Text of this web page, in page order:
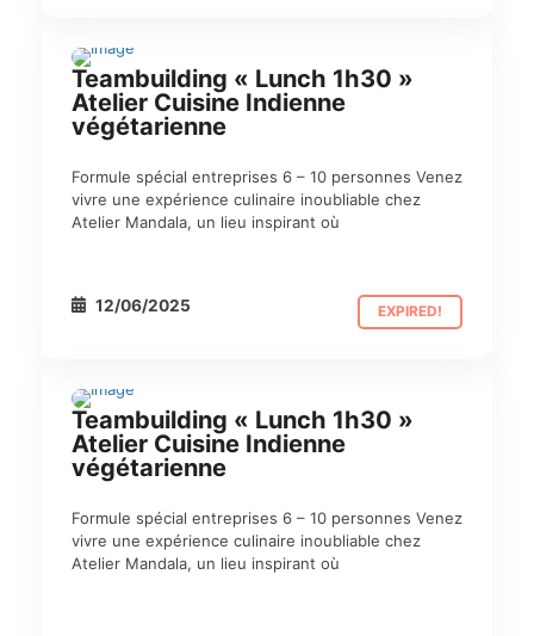
TEAM BUILDING
Teambuilding « Lunch 1h30 »
Atelier Cuisine Indienne
végétarienne
Formule spécial entreprises 6 – 10 personnes Venez
vivre une expérience culinaire inoubliable chez
Atelier Mandala, un lieu inspirant où
12/06/2025 EXPIRED!
TEAM BUILDING
Teambuilding « Lunch 1h30 »
Atelier Cuisine Indienne
végétarienne
Formule spécial entreprises 6 – 10 personnes Venez
vivre une expérience culinaire inoubliable chez
Atelier Mandala, un lieu inspirant où